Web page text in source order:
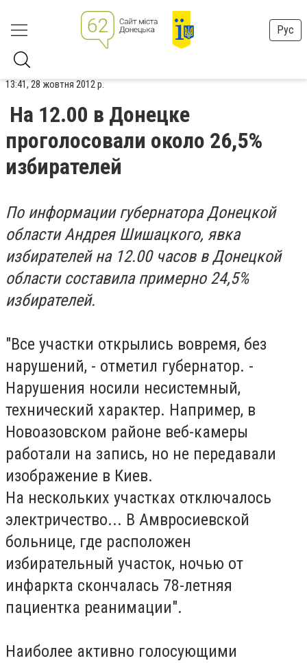
Рус
13:41, 28 жовтня 2012 р.
На 12.00 в Донецке
проголосовали около 26,5%
избирателей
По информации губернатора Донецкой
области Андрея Шишацкого, явка
избирателей на 12.00 часов в Донецкой
области составила примерно 24,5%
избирателей.
"Все участки открылись вовремя, без
нарушений, - отметил губернатор. -
Нарушения носили несистемный,
технический характер. Например, в
Новоазовском районе веб-камеры
работали на запись, но не передавали
изображение в Киев.
На нескольких участках отключалось
электричество... В Амвросиевской
больнице, где расположен
избирательный участок, ночью от
инфаркта скончалась 78-летняя
пациентка реанимации".
Наиболее активно голосующими